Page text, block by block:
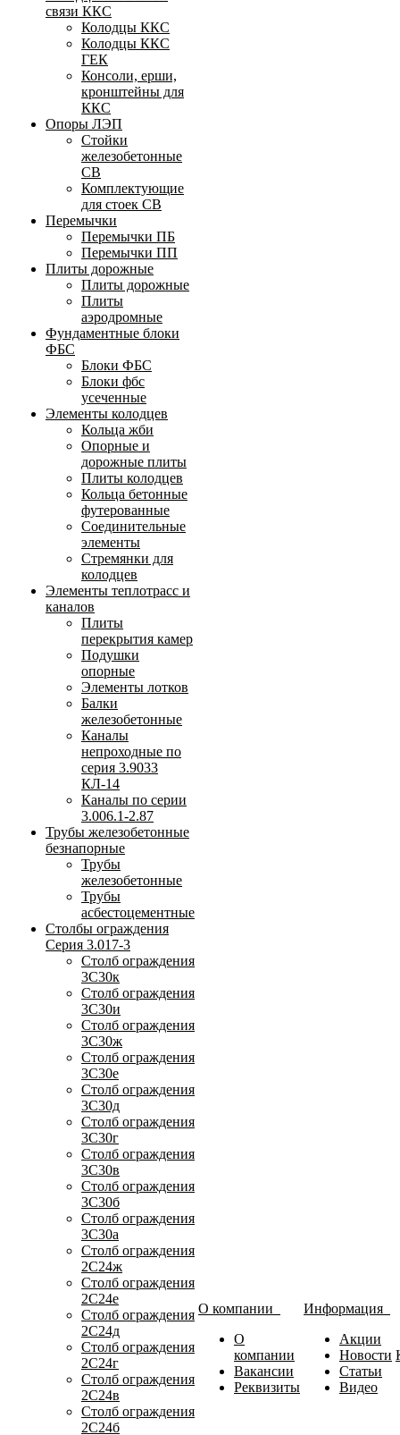
связи ККС
Колодцы ККС
Колодцы ККС
ГЕК
Консоли, ерши,
кронштейны для
ККС
Опоры ЛЭП
Стойки
железобетонные
СВ
Комплектующие
для стоек СВ
Перемычки
Перемычки ПБ
Перемычки ПП
Плиты дорожные
Плиты дорожные
Плиты
аэродромные
Фундаментные блоки
ФБС
Блоки ФБС
Блоки фбс
усеченные
Элементы колодцев
Кольца жби
Опорные и
дорожные плиты
Плиты колодцев
Кольца бетонные
футерованные
Соединительные
элементы
Стремянки для
колодцев
Элементы теплотрасс и
каналов
Плиты
перекрытия камер
Подушки
опорные
Элементы лотков
Балки
железобетонные
Каналы
непроходные по
серия 3.9033
КЛ-14
Каналы по серии
3.006.1-2.87
Трубы железобетонные
безнапорные
Трубы
железобетонные
Трубы
асбестоцементные
Столбы ограждения
Серия 3.017-3
Столб ограждения
3С30к
Столб ограждения
3С30и
Столб ограждения
3С30ж
Столб ограждения
3С30е
Столб ограждения
3С30д
Столб ограждения
3С30г
Столб ограждения
3С30в
Столб ограждения
3С30б
Столб ограждения
3С30а
Столб ограждения
2С24ж
Столб ограждения
2С24е
Столб ограждения
2С24д
Столб ограждения
2С24г
Столб ограждения
2С24в
Столб ограждения
2С24б
О компании
О
компании
Вакансии
Реквизиты
Информация
Акции
Новости
Статьи
Видео